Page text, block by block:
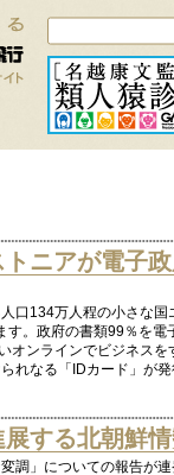
ニアが電子
口134万人程の小さな
す。政府の書類99％を
ンラインでビジネス
れなる「IDカード」が
する北朝鮮
調」についての報告が